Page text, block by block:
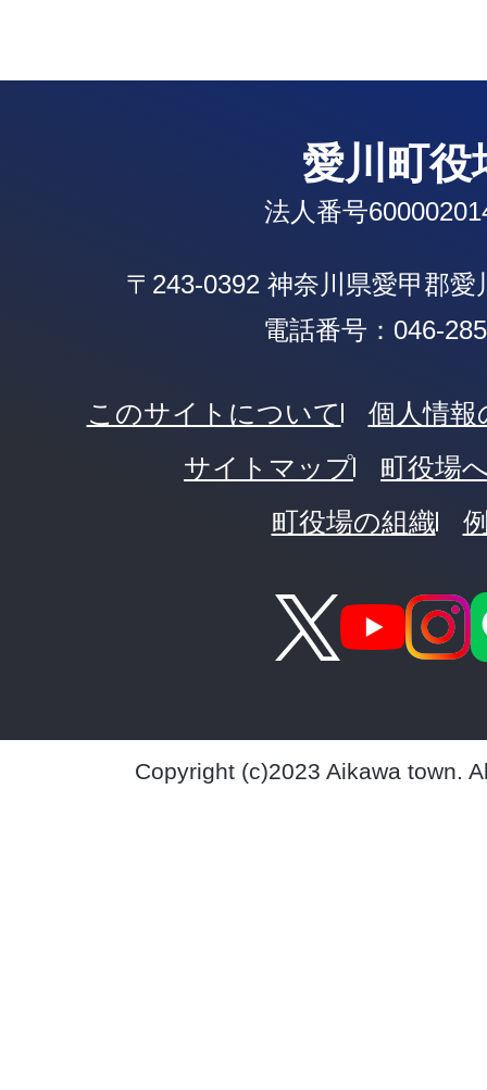
愛川町役
法人番号
〒243-0392 神奈川県愛甲郡愛
電話番号：046-
このサイトについて
個人情
サイトマップ
町役場
町役場の組織
Copyright (c)2023 Aikawa town.